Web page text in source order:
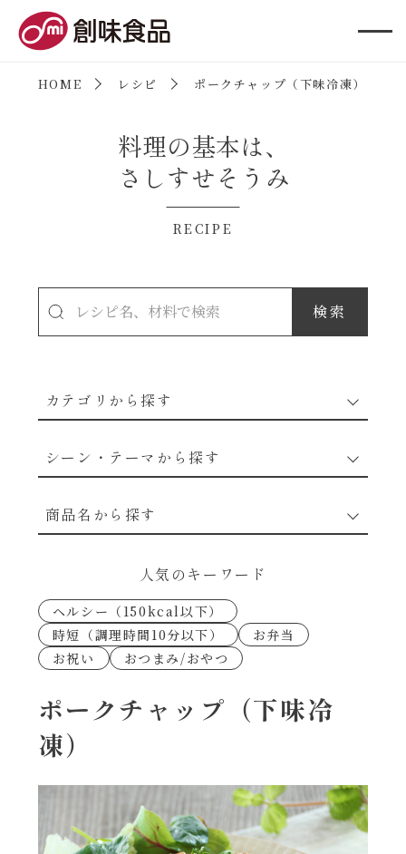
HOME レシピ ポークチャップ（下味冷凍）
料理の基本は、
さしすせそうみ
RECIPE
カテゴリから探す
穀物類のレシピ
シーン・テーマから探す
なんでも南蛮
考えるな、二代目で炒めろ！～○○の炒め物
朝シャン（ごはん派）
朝シャン（パン派）
ヘルシー（150kcal以下）
商品名から探す
あえるハコネーゼトマトバジル
あえるハコネーゼ高菜
あえるハコネーゼミートソース
あえるハコネーゼナポリタン
人気のキーワード
ヘルシー（150kcal以下）
時短（調理時間10分以下）
お弁当
お祝い
おつまみ/おやつ
ポークチャップ（下味冷
凍）